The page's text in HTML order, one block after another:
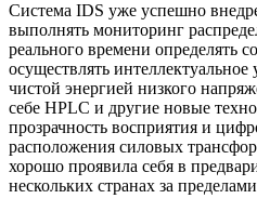
Система IDS уже успешно
выполнять мониторинг
реального времени определять
осуществлять
чистой энергией низкого
себе HPLC и другие новые
прозрачность восприятия и
расположения силовых
хорошо проявила себя в
нескольких странах за